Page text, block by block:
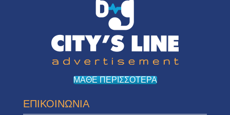
ΜΑΘΕ ΠΕΡΙΣΣΟΤΕΡΑ
ΕΠΙΚΟΙΝΩΝΙΑ